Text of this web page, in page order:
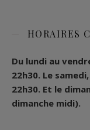
HORAIRES
Du lundi au
22h30. Le
22h30. Et le
dimanche midi).